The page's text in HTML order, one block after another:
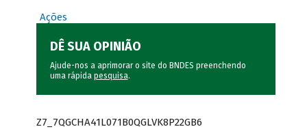
Ações
DÊ SUA OPINIÃO
Ajude-nos a aprimorar o site do BNDES preenchendo
uma rápida pesquisa.
Z7_7QGCHA41L071B0QGLVK8P22GB6